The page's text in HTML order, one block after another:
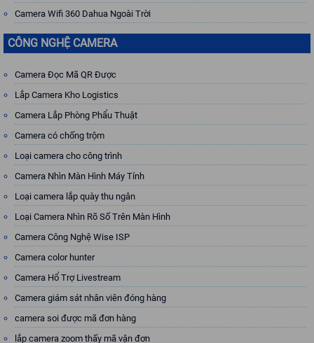
Camera Wifi 360 Dahua Ngoài Trời
CÔNG NGHỆ CAMERA
Camera Đọc Mã QR Được
Lắp Camera Kho Logistics
Camera Lắp Phòng Phẩu Thuật
Camera có chống trộm
Loại camera cho công trình
Camera Nhìn Màn Hình Máy Tính
Loại camera lắp quày thu ngân
Loại Camera Nhìn Rõ Số Trên Màn Hình
Camera Công Nghệ Wise ISP
Camera color hunter
Camera Hổ Trợ Livestream
Camera giám sát nhân viên đóng hàng
camera soi được mã đơn hàng
lắp camera zoom thấy mã vận đơn